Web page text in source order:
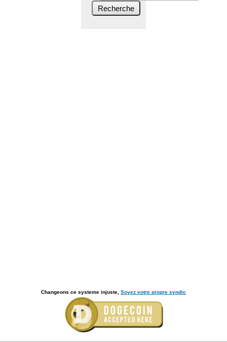
Changeons ce systeme injuste, Soyez votre propre syndic